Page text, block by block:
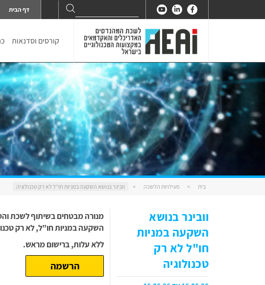
for:
Search דף הבית
קורסים וסדנאות
בית > פעילויות הלשכה > וובינר בנושא השקעה במניות חו”ל לא רק טכנולוגיה
וובינר בנושא
השקעה במניות
חו"ל לא רק
טכנולוגיה
מנורה מבטחים בשיתוף לשכת
השקעה במניות חו”ל, לא רק
ללא עלות, ברישום מראש.
הרשמה